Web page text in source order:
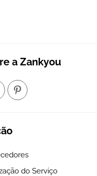
a Zankyou
do Serviço